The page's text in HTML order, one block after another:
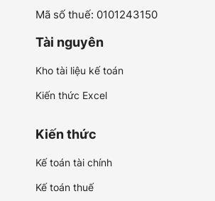
Mã số thuế: 0101243150
Tài nguyên
Kho tài liệu kế toán
Kiến thức Excel
Kiến thức
Kế toán tài chính
Kế toán thuế